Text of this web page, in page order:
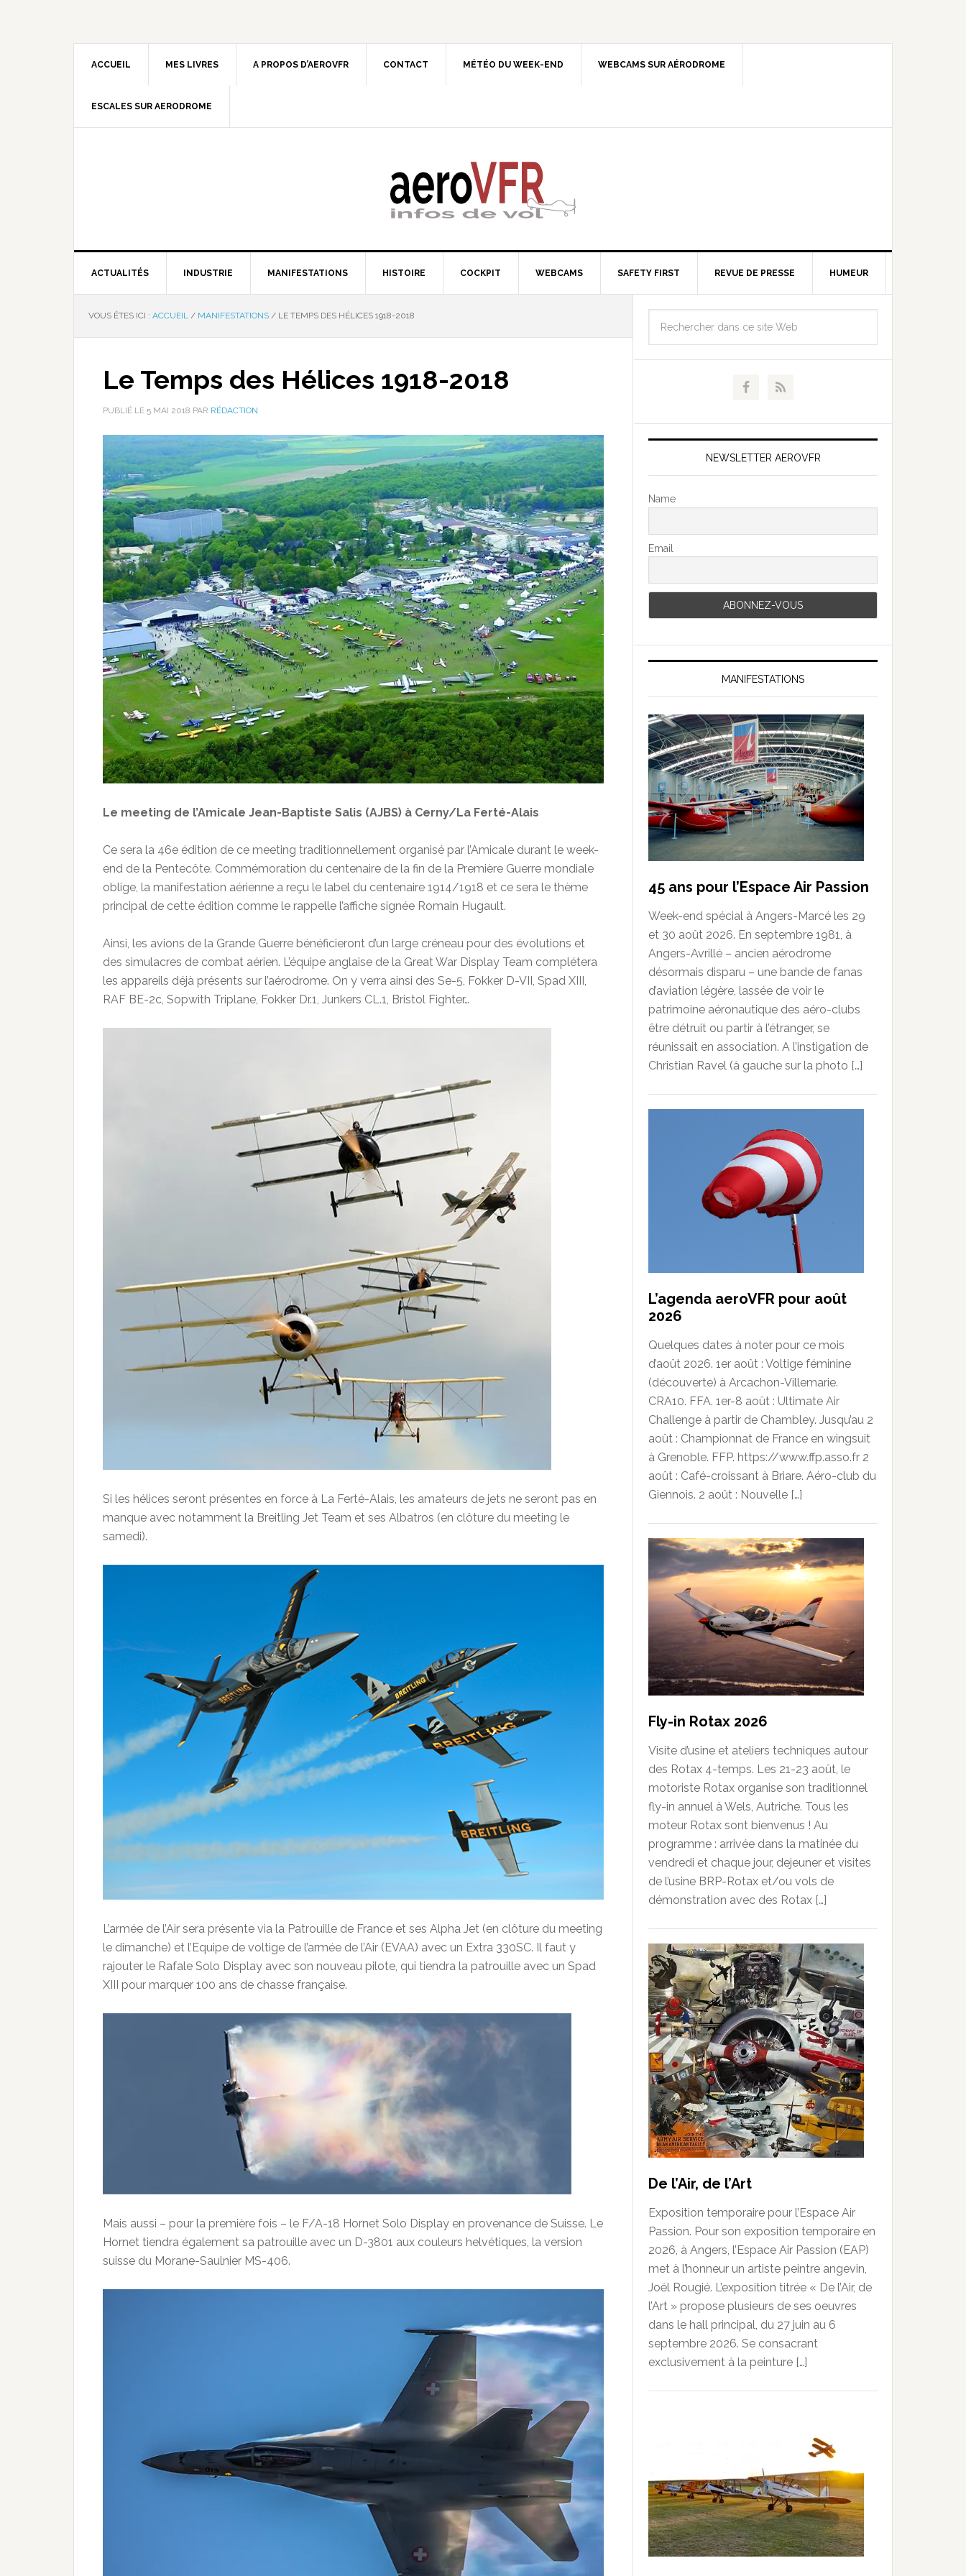
ACCUEIL MES LIVRES A PROPOS D’AEROVFR CONTACT MÉTÉO DU WEEK-END WEBCAMS SUR AÉRODROME
ESCALES SUR AERODROME
ACTUALITÉS INDUSTRIE MANIFESTATIONS HISTOIRE COCKPIT WEBCAMS SAFETY FIRST REVUE DE PRESSE HUMEUR
VOUS ÊTES ICI : ACCUEIL / MANIFESTATIONS / LE TEMPS DES HÉLICES 1918-2018
Le Temps des Hélices 1918-2018
PUBLIÉ LE 5 MAI 2018 PAR RÉDACTION
Le meeting de l’Amicale Jean-Baptiste Salis (AJBS) à Cerny/La Ferté-Alais
Ce sera la 46e édition de ce meeting traditionnellement organisé par l’Amicale durant le week-
end de la Pentecôte. Commémoration du centenaire de la fin de la Première Guerre mondiale
oblige, la manifestation aérienne a reçu le label du centenaire 1914/1918 et ce sera le thème
principal de cette édition comme le rappelle l’affiche signée Romain Hugault.
Ainsi, les avions de la Grande Guerre bénéficieront d’un large créneau pour des évolutions et
des simulacres de combat aérien. L’équipe anglaise de la Great War Display Team complétera
les appareils déjà présents sur l’aérodrome. On y verra ainsi des Se-5, Fokker D-VII, Spad XIII,
RAF BE-2c, Sopwith Triplane, Fokker Dr.1, Junkers CL.1, Bristol Fighter…
Si les hélices seront présentes en force à La Ferté-Alais, les amateurs de jets ne seront pas en
manque avec notamment la Breitling Jet Team et ses Albatros (en clôture du meeting le
samedi).
L’armée de l’Air sera présente via la Patrouille de France et ses Alpha Jet (en clôture du meeting
le dimanche) et l’Equipe de voltige de l’armée de l’Air (EVAA) avec un Extra 330SC. Il faut y
rajouter le Rafale Solo Display avec son nouveau pilote, qui tiendra la patrouille avec un Spad
XIII pour marquer 100 ans de chasse française.
Mais aussi – pour la première fois – le F/A-18 Hornet Solo Display en provenance de Suisse. Le
Hornet tiendra également sa patrouille avec un D-3801 aux couleurs helvétiques, la version
suisse du Morane-Saulnier MS-406.
NEWSLETTER AEROVFR
Name
Email
MANIFESTATIONS
45 ans pour l’Espace Air Passion
Week-end spécial à Angers-Marcé les 29
et 30 août 2026. En septembre 1981, à
Angers-Avrillé – ancien aérodrome
désormais disparu – une bande de fanas
d’aviation légère, lassée de voir le
patrimoine aéronautique des aéro-clubs
être détruit ou partir à l’étranger, se
réunissait en association. A l’instigation de
Christian Ravel (à gauche sur la photo […]
L’agenda aeroVFR pour août
2026
Quelques dates à noter pour ce mois
d’août 2026. 1er août : Voltige féminine
(découverte) à Arcachon-Villemarie.
CRA10. FFA. 1er-8 août : Ultimate Air
Challenge à partir de Chambley. Jusqu’au 2
août : Championnat de France en wingsuit
à Grenoble. FFP. https://www.ffp.asso.fr 2
août : Café-croissant à Briare. Aéro-club du
Giennois. 2 août : Nouvelle […]
Fly-in Rotax 2026
Visite d’usine et ateliers techniques autour
des Rotax 4-temps. Les 21-23 août, le
motoriste Rotax organise son traditionnel
fly-in annuel à Wels, Autriche. Tous les
moteur Rotax sont bienvenus ! Au
programme : arrivée dans la matinée du
vendredi et chaque jour, dejeuner et visites
de l’usine BRP-Rotax et/ou vols de
démonstration avec des Rotax […]
De l’Air, de l’Art
Exposition temporaire pour l’Espace Air
Passion. Pour son exposition temporaire en
2026, à Angers, l’Espace Air Passion (EAP)
met à l’honneur un artiste peintre angevin,
Joël Rougié. L’exposition titrée « De l’Air, de
l’Art » propose plusieurs de ses oeuvres
dans le hall principal, du 27 juin au 6
septembre 2026. Se consacrant
exclusivement à la peinture […]